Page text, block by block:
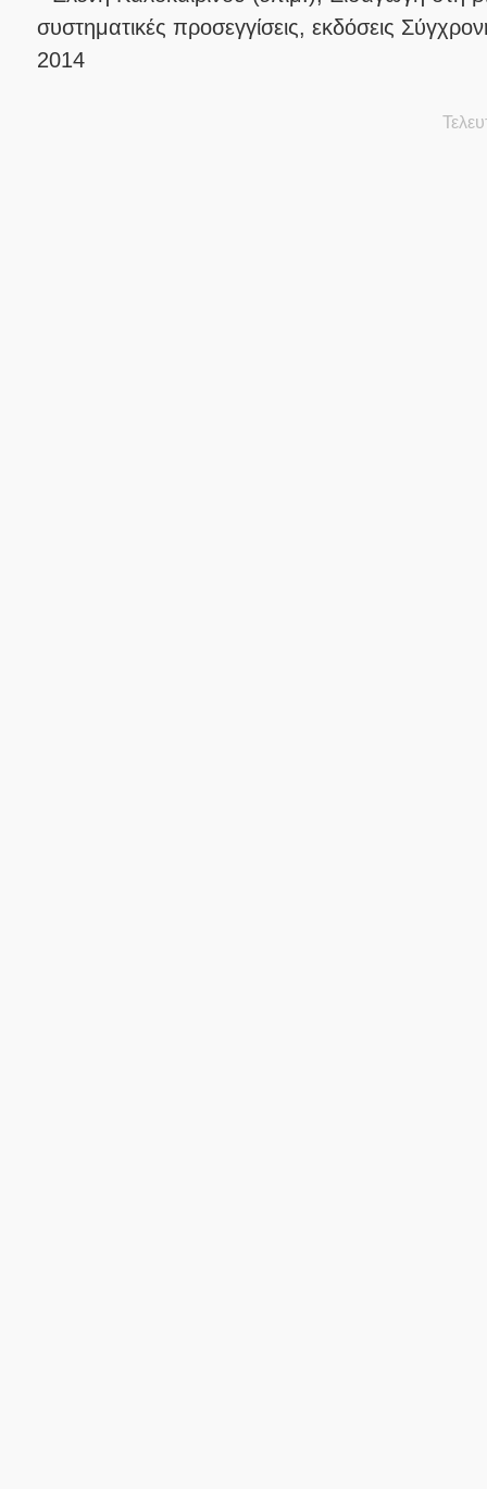
συστηματικές προσεγγίσεις, εκδόσεις
2014